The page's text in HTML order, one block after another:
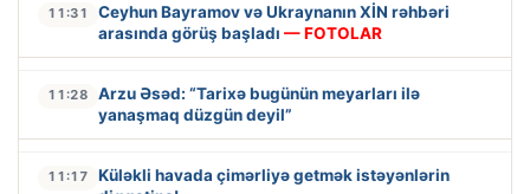
11:31
Ceyhun Bayramov və Ukraynanın XİN rəhbəri
arasında görüş başladı — FOTOLAR
11:28
Arzu Əsəd: “Tarixə bugünün meyarları ilə
yanaşmaq düzgün deyil”
11:17
Küləkli havada çimərliyə getmək istəyənlərin